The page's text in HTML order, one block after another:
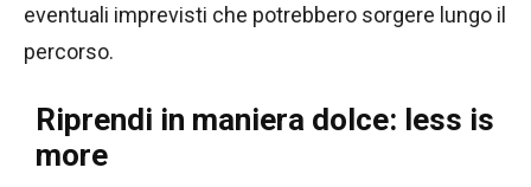
eventuali imprevisti che potrebbero sorgere lungo il
percorso.
Riprendi in maniera dolce: less is
more